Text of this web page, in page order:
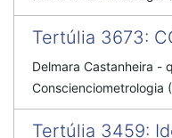
Tertúlia 3673:
Delmara Castanheira -
Conscienciometrologia
Tertúlia 3459: